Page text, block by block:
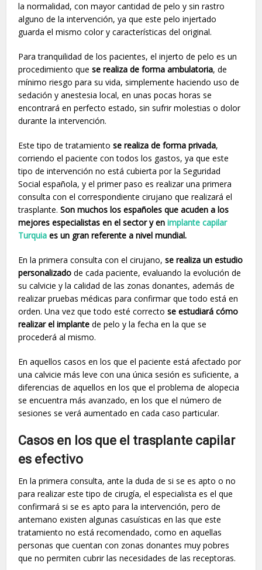
la normalidad, con mayor cantidad de pelo y sin rastro
alguno de la intervención, ya que este pelo injertado
guarda el mismo color y características del original.
Para tranquilidad de los pacientes, el injerto de pelo es un
procedimiento quese realiza de forma ambulatoria, de
mínimo riesgo para su vida, simplemente haciendo uso de
sedación y anestesia local, en unas pocas horas se
encontrará en perfecto estado, sin sufrir molestias o dolor
durante la intervención.
Este tipo de tratamientose realiza de forma privada,
corriendo el paciente con todos los gastos, ya que este
tipo de intervención no está cubierta por la Seguridad
Social española, y el primer paso es realizar una primera
consulta con el correspondiente cirujano que realizará el
trasplante.Son muchos los españoles que acuden a los
mejores especialistas en el sector y enimplante capilar
Turquia es un gran referente a nivel mundial.
En la primera consulta con el cirujano, se realiza un estudio
personalizado de cada paciente, evaluando la evolución de
su calvicie y la calidad de las zonas donantes, además de
realizar pruebas médicas para confirmar que todo está en
orden. Una vez que todo esté correctose estudiará cómo
realizar el implante de pelo y la fecha en la que se
procederá al mismo.
En aquellos casos en los que el paciente está afectado por
una calvicie más leve con una única sesión es suficiente, a
diferencias de aquellos en los que el problema de alopecia
se encuentra más avanzado, en los que el número de
sesiones se verá aumentado en cada caso particular.
Casos en los que el trasplante capilar
es efectivo
En la primera consulta, ante la duda de si se es apto o no
para realizar este tipo de cirugía, el especialista es el que
confirmará si se es apto para la intervención, pero de
antemano existen algunas casuísticas en las que este
tratamiento no está recomendado, como en aquellas
personas que cuentan con zonas donantes muy pobres
que no permiten cubrir las necesidades de las receptoras.